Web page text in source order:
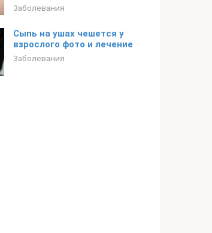
Заболевания
Сыпь на ушах чешется у
взрослого фото и лечение
Заболевания